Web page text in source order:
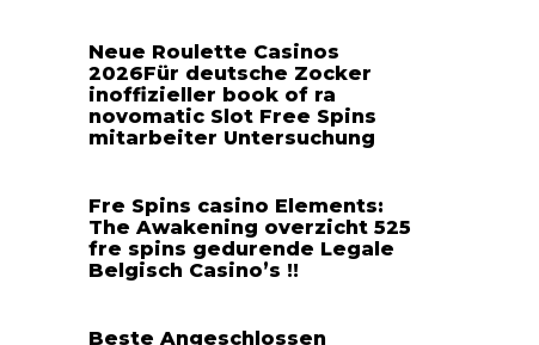
Neue Roulette Casinos
2026Für deutsche Zocker
inoffizieller book of ra
novomatic Slot Free Spins
mitarbeiter Untersuchung
Fre Spins casino Elements:
The Awakening overzicht 525
fre spins gedurende Legale
Belgisch Casino’s !!
Beste Angeschlossen